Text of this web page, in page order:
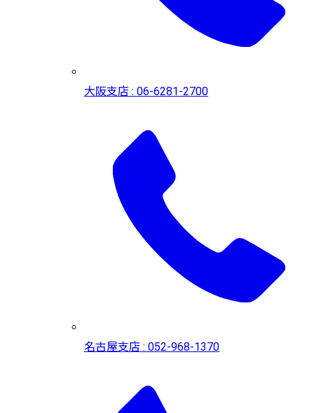
大阪支店 : 06-6281-2700
名古屋支店 : 052-968-1370